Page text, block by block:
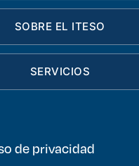
SOBRE EL ITESO
SERVICIOS
de privacidad